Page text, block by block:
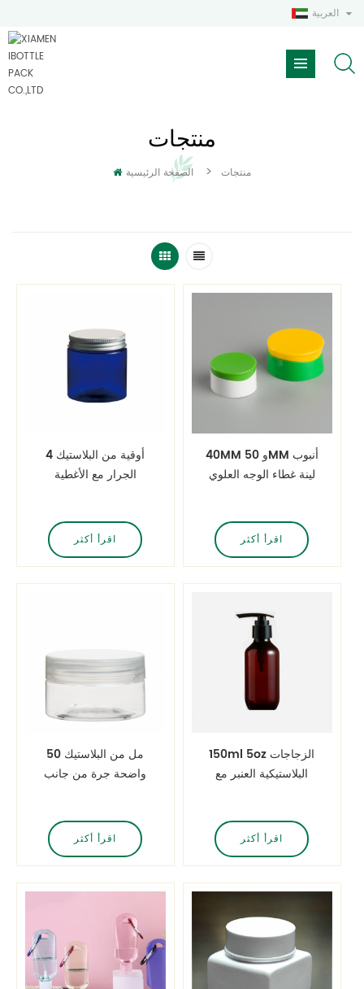
العربية
منتجات
الصفحة الرئيسية > منتجات
4 أوقية من البلاستيك
الجرار مع الأغطية
اقرأ أكثر
40MM و 50MM أنبوب
لينة غطاء الوجه العلوي
اقرأ أكثر
50 مل من البلاستيك
واضحة جرة من جانب
اقرأ أكثر
150ml 5oz الزجاجات
البلاستيكية العنبر مع
اقرأ أكثر